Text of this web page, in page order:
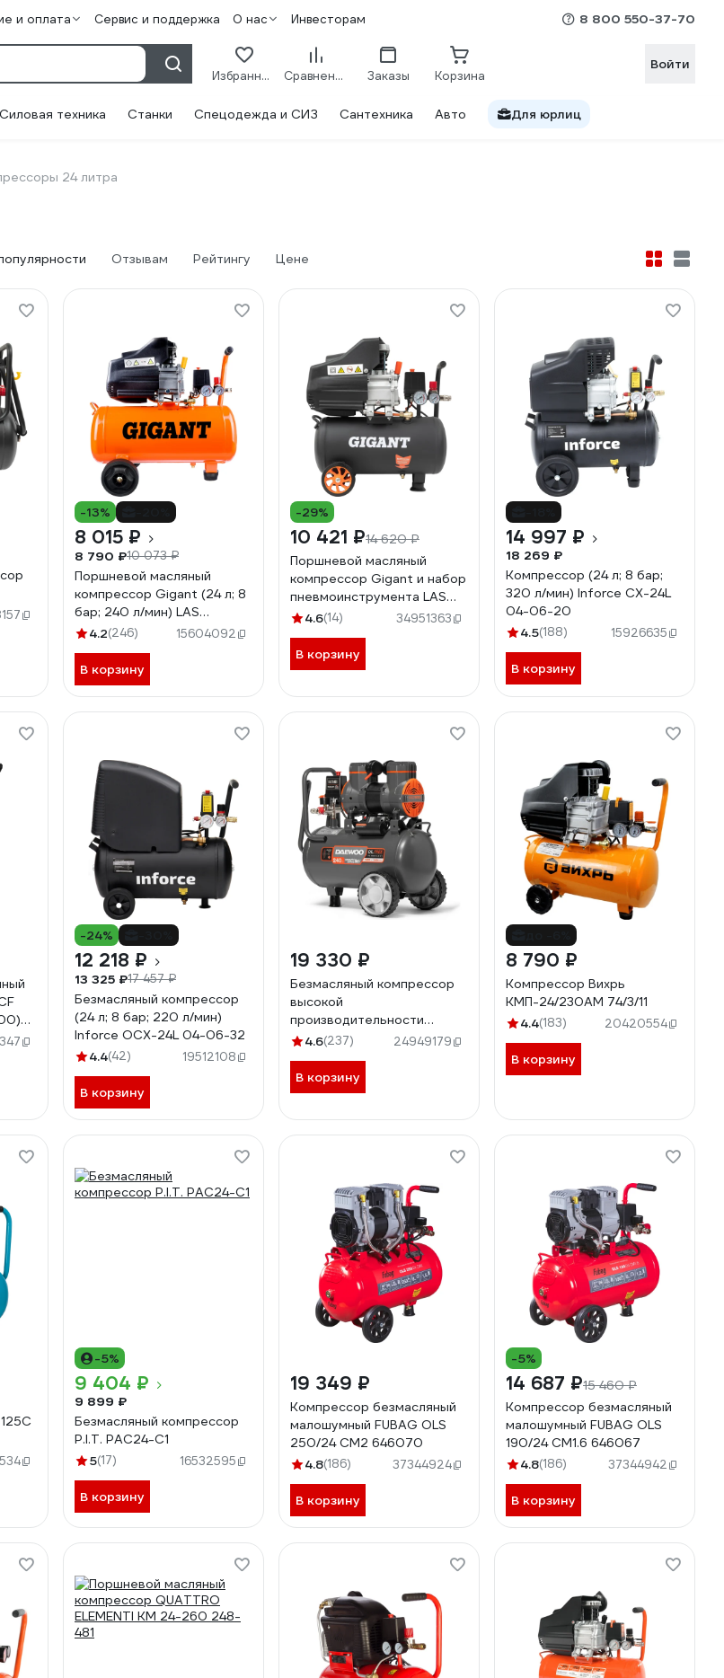
и оплата Сервис и поддержка О нас Инвесторам 8 800 550-37-70
Избранное Сравнение Заказы Корзина
Войти
Силовая техника Станки Спецодежда и СИЗ Сантехника Авто Для юрлиц
24 литра
Отзывам Рейтингу Цене
-13%
8 015 ₽
8 790 ₽10 073 ₽
Поршневой масляный
компрессор Gigant (24 л; 8
бар; 240 л/мин) LAS
24/1500
4.2(246) 15604092
В корзину
-29%
10 421 ₽14 620 ₽
Поршневой масляный
компрессор Gigant и набор
пневмоинструмента LAS
24/1500K
4.6(14) 34951363
В корзину
14 997 ₽
18 269 ₽
Компрессор (24 л; 8 бар;
320 л/мин) Inforce CX-24L
04-06-20
4.5(188) 15926635
В корзину
-24%
12 218 ₽
13 325 ₽17 457 ₽
Безмасляный компрессор
(24 л; 8 бар; 220 л/мин)
Inforce OCX-24L 04-06-32
4.4(42) 19512108
В корзину
19 330 ₽
Безмасляный компрессор
высокой
производительности
DAEWOO DAC 240 S
4.6(237) 24949179
В корзину
8 790 ₽
Компрессор Вихрь
КМП-24/230АМ 74/3/11
4.4(183) 20420554
В корзину
-5%
9 404 ₽
9 899 ₽
Безмасляный компрессор
P.I.T. PAC24-C1
5(17) 16532595
В корзину
19 349 ₽
Компрессор безмасляный
малошумный FUBAG OLS
250/24 CM2 646070
4.8(186) 37344924
В корзину
-5%
14 687 ₽15 460 ₽
Компрессор безмасляный
малошумный FUBAG OLS
190/24 CM1.6 646067
4.8(186) 37344942
В корзину